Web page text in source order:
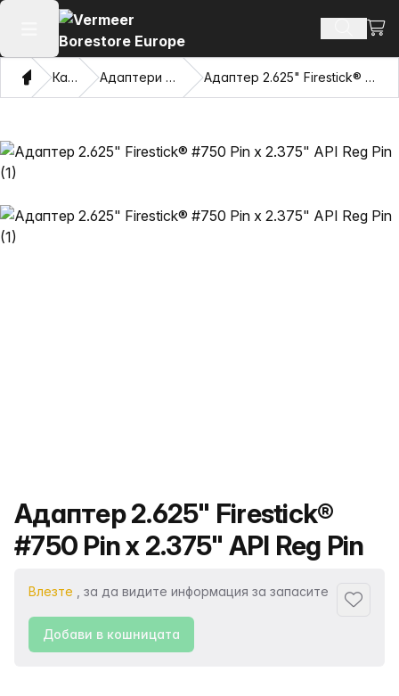
Отваряне на главното меню
ДомКаталог Адаптери и дърпащи очи Адаптер 2.625" Firestick® #750 Pin x 2.375" API Reg Pin
Име на продукта
Адаптер 2.625" Firestick®
#750 Pin x 2.375" API Reg Pin
Влезте , за да видите информация за запасите
Добави в кошницата